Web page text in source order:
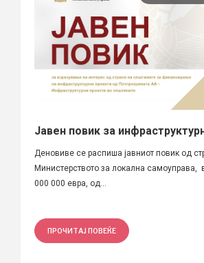
Јавен повик за
Деновиве се распиша јавниот повик од
Министерството за локална самоуправа,
000 000 евра, од...
ПРОЧИТАЈ ПОВЕЌЕ